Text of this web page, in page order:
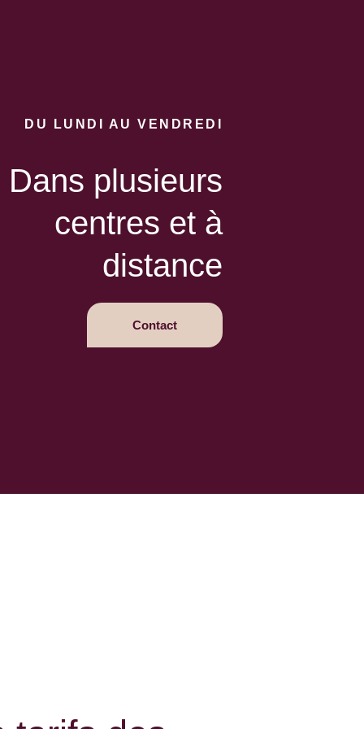
DU LUNDI AU VENDREDI
Dans plusieurs
centres et à
distance
Contact